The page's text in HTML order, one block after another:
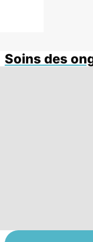
Soins des